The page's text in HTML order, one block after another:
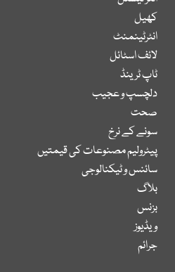
کھیل
انٹرٹینمنٹ
لائف اسٹائل
ٹاپ ٹرینڈ
دلچسپ و عجیب
صحت
سونے کے نرخ
پیٹرولیم مصنوعات کی قیمتیں
سائنس و ٹیکنالوجی
بلاگ
بزنس
ویڈیوز
جرائم